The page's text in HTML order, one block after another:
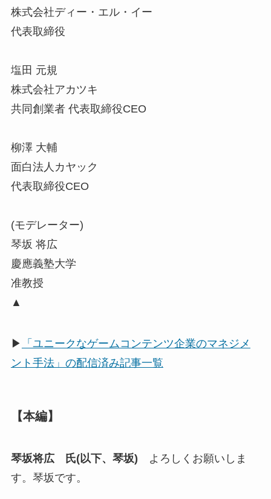
株式会社ディー・エル・イー
代表取締役
塩田 元規
株式会社アカツキ
共同創業者 代表取締役CEO
柳澤 大輔
面白法人カヤック
代表取締役CEO
(モデレーター)
琴坂 将広
慶應義塾大学
准教授
▲
▶
「ユニークなゲームコンテンツ企業のマネジメ
ント手法」の配信済み記事一覧
【本編】
琴坂将広 氏(以下、琴坂) よろしくお願いしま
す。琴坂です。